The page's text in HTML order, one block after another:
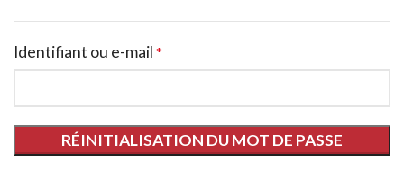
Identifiant ou e-mail *
RÉINITIALISATION DU MOT DE PASSE